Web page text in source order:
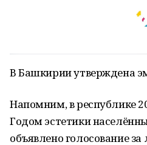
В Башкирии утверждена
Напомним, в республике
Годом эстетики
объявлено голосование